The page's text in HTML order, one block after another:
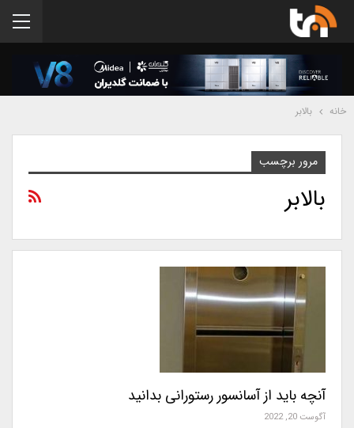
خانه بالابر
مرور برچسب
بالابر
آنچه باید از آسانسور رستورانی بدانید
آگوست 20, 2022